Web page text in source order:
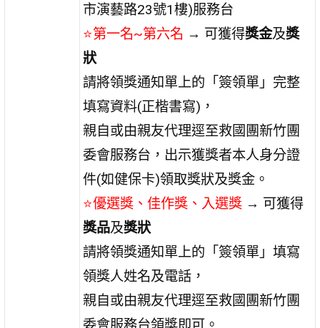
市演藝路23號1樓)服務台
⭐第一名~第六名 → 可獲得獎金及獎
狀
請將領獎通知單上的「簽領單」完整
填寫資料(正楷書寫)，
親自或由親友代理逕至救國團新竹團
委會服務台，出示獲獎者本人身分證
件(如健保卡)領取獎狀及獎金。
⭐優選獎、佳作獎、入選獎 → 可獲得
獎品及獎狀
請將領獎通知單上的「簽領單」填寫
領獎人姓名及電話，
親自或由親友代理逕至救國團新竹團